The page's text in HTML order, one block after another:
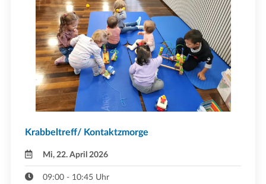
Krabbeltreff/ Kontaktzmorge
Mi, 22. April 2026
09:00 - 10:45 Uhr